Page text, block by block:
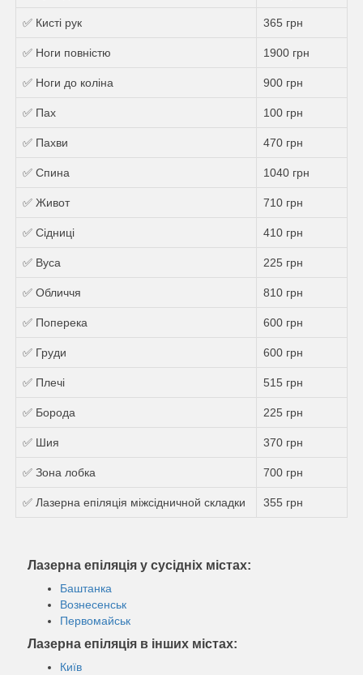
✅ Кисті рук 365 грн
✅ Ноги повністю 1900 грн
✅ Ноги до коліна 900 грн
✅ Пах 100 грн
✅ Пахви 470 грн
✅ Спина 1040 грн
✅ Живот 710 грн
✅ Сідниці 410 грн
✅ Вуса 225 грн
✅ Обличчя 810 грн
✅ Поперека 600 грн
✅ Груди 600 грн
✅ Плечі 515 грн
✅ Борода 225 грн
✅ Шия 370 грн
✅ Зона лобка 700 грн
✅ Лазерна епіляція міжсідничной складки 355 грн
Лазерна епіляція у сусідніх містах:
Баштанка
Вознесенськ
Первомайськ
Лазерна епіляція в інших містах:
Київ